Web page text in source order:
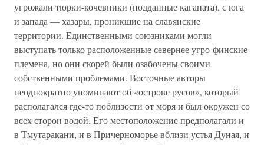
угрожали тюрки-кочевники (подданные каганата), с юга
и запада — хазары, проникшие на славянские
территории. Единственными союзниками могли
выступать только расположенные севернее угро-финские
племена, но они скорей были озабочены своими
собственными проблемами. Восточные авторы
неоднократно упоминают об «острове русов», который
располагался где-то поблизости от моря и был окружен со
всех сторон водой. Его местоположение предполагали и
в Тмутаракани, и в Причерноморье вблизи устья Дуная, и